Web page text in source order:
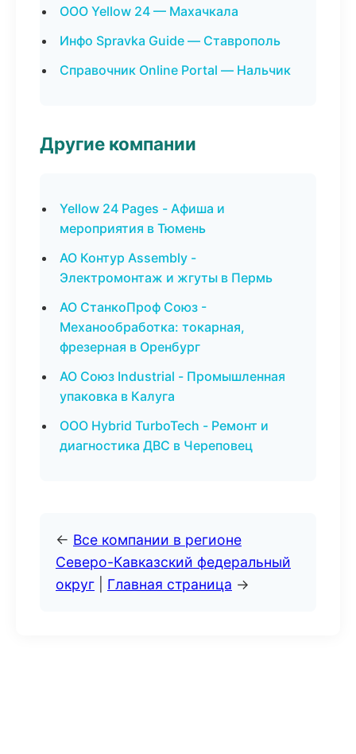
ООО Yellow 24 — Махачкала
Инфо Spravka Guide — Ставрополь
Справочник Online Portal — Нальчик
Другие компании
Yellow 24 Pages - Афиша и
мероприятия в Тюмень
АО Контур Assembly -
Электромонтаж и жгуты в Пермь
АО СтанкоПроф Союз -
Механообработка: токарная,
фрезерная в Оренбург
АО Союз Industrial - Промышленная
упаковка в Калуга
ООО Hybrid TurboTech - Ремонт и
диагностика ДВС в Череповец
← Все компании в регионе
Северо-Кавказский федеральный
округ
Главная страница →